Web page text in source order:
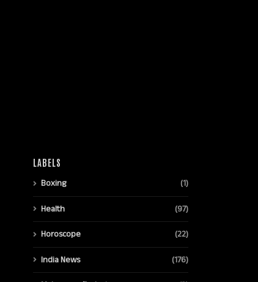
LABELS
Boxing (1)
Health (97)
Horoscope (22)
India News (176)